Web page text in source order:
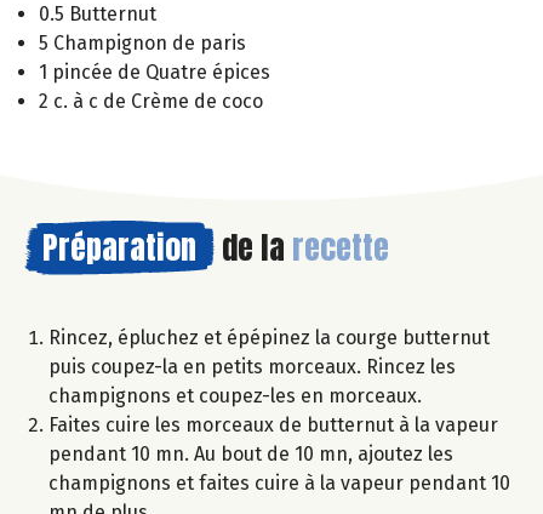
0.5 Butternut
5 Champignon de paris
1 pincée de Quatre épices
2 c. à c de Crème de coco
Préparation de la recette
Rincez, épluchez et épépinez la courge butternut
puis coupez-la en petits morceaux. Rincez les
champignons et coupez-les en morceaux.
Faites cuire les morceaux de butternut à la vapeur
pendant 10 mn. Au bout de 10 mn, ajoutez les
champignons et faites cuire à la vapeur pendant 10